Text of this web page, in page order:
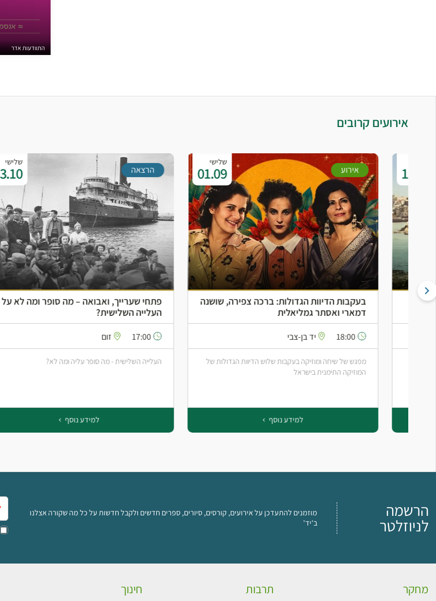
התוודעות אדר
אירועים קרובים
שלישי
01.09
בעקבות הדיוות הגדולות: ברכה צפירה, שושנה
דמארי ואסתר גמליאלית
יד בן-צבי
מפגש של שיחה ומוזיקה בעקבות שלוש הדיוות הגדולות של
המוזיקה התימנית בישראל
למידע נוסף
הרצאה
פתחי שערייך, ואבואה – מה סופר ומה לא על
העלייה השלישית?
זום
העלייה השלישית - מה סופר עליה ומה לא?
למידע נוסף
הרשמה
לניוזלטר
מוזמנים להתעדכן על אירועים, קורסים, סיורים, ספרים חדשים ולקבל חדשות על כל מה שקורה אצלנו
ב'יד'
מחקר תרבות חינוך